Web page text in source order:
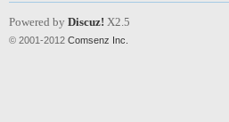
Powered by Discuz! X2.5
© 2001-2012 Comsenz Inc.